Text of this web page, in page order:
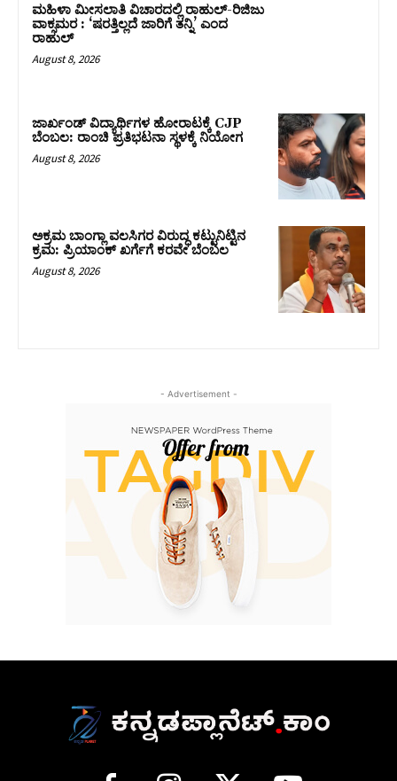
ಮಹಿಳಾ ಮೀಸಲಾತಿ ವಿಚಾರದಲ್ಲಿ ರಾಹುಲ್‌-ರಿಜಿಜು
ವಾಕ್ಸಮರ : ‘ಷರತ್ತಿಲ್ಲದೆ ಜಾರಿಗೆ ತನ್ನಿ’ ಎಂದ
ರಾಹುಲ್‌
August 8, 2026
ಜಾರ್ಖಂಡ್‌ ವಿದ್ಯಾರ್ಥಿಗಳ ಹೋರಾಟಕ್ಕೆ CJP
ಬೆಂಬಲ: ರಾಂಚಿ ಪ್ರತಿಭಟನಾ ಸ್ಥಳಕ್ಕೆ ನಿಯೋಗ
August 8, 2026
ಅಕ್ರಮ ಬಾಂಗ್ಲಾ ವಲಸಿಗರ ವಿರುದ್ಧ ಕಟ್ಟುನಿಟ್ಟಿನ
ಕ್ರಮ: ಪ್ರಿಯಾಂಕ್ ಖರ್ಗೆಗೆ ಕರವೇ ಬೆಂಬಲ
August 8, 2026
- Advertisement -